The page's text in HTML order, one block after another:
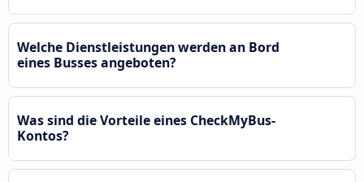
Welche Dienstleistungen werden an Bord
eines Busses angeboten?
Was sind die Vorteile eines CheckMyBus-
Kontos?